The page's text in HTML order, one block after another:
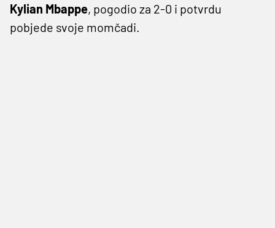
Kylian Mbappe, pogodio za 2-0 i potvrdu
pobjede svoje momčadi.